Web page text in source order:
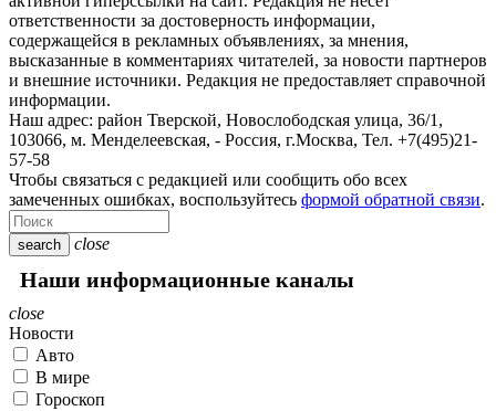
ответственности за достоверность информации,
содержащейся в рекламных объявлениях, за мнения,
высказанные в комментариях читателей, за новости партнеров
и внешние источники. Редакция не предоставляет справочной
информации.
Наш адрес: район Тверской, Новослободская улица, 36/1 ,
103066, м. Менделеевская, - Россия, г.Москва, Тел. +7(495)21-
57-58
Чтобы связаться с редакцией или сообщить обо всех
замеченных ошибках, воспользуйтесь формой обратной связи.
search close
Наши информационные каналы
close
Новости
Авто
В мире
Гороскоп